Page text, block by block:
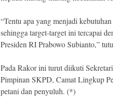
“Tentu apa yang menjadi
sehingga target-target ini tercapai
Presiden RI Prabowo Subianto,”
Pada Rakor ini turut diikuti
Pimpinan SKPD, Camat Lingkup
petani dan penyuluh. (*)